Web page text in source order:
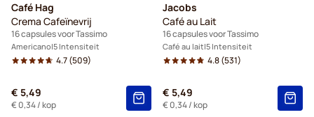
Café Hag
Crema Cafeïnevrij
16 capsules voor Tassimo
Americano 5 Intensiteit
4.7(509)
€ 5,49
€ 0,34/ kop
Jacobs
Café au Lait
16 capsules voor Tassimo
Café au lait 5 Intensiteit
4.8(531)
€ 5,49
€ 0,34/ kop